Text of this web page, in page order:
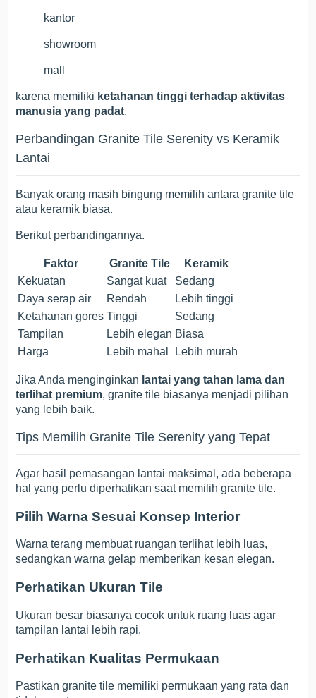
kantor
showroom
mall
karena memiliki ketahanan tinggi terhadap aktivitas
manusia yang padat.
Perbandingan Granite Tile Serenity vs Keramik
Lantai
Banyak orang masih bingung memilih antara granite tile
atau keramik biasa.
Berikut perbandingannya.
Faktor Granite Tile
Keramik
Kekuatan
Sangat kuat
Sedang
Daya serap air
Rendah
Lebih tinggi
Ketahanan gores Tinggi
Sedang
Tampilan
Lebih elegan Biasa
Harga
Lebih mahal Lebih murah
Jika Anda menginginkan lantai yang tahan lama dan
terlihat premium, granite tile biasanya menjadi pilihan
yang lebih baik.
Tips Memilih Granite Tile Serenity yang Tepat
Agar hasil pemasangan lantai maksimal, ada beberapa
hal yang perlu diperhatikan saat memilih granite tile.
Pilih Warna Sesuai Konsep Interior
Warna terang membuat ruangan terlihat lebih luas,
sedangkan warna gelap memberikan kesan elegan.
Perhatikan Ukuran Tile
Ukuran besar biasanya cocok untuk ruang luas agar
tampilan lantai lebih rapi.
Perhatikan Kualitas Permukaan
Pastikan granite tile memiliki permukaan yang rata dan